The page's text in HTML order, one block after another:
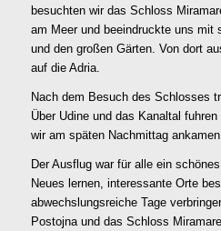
besuchten wir das Schloss
am Meer und beeindruckte uns mit
und den großen Gärten. Von dort
auf die Adria.
Nach dem Besuch des Schlosses
Über Udine und das Kanaltal
wir am späten Nachmittag
Der Ausflug war für alle ein
Neues lernen, interessante Orte
abwechslungsreiche Tage
Postojna und das Schloss